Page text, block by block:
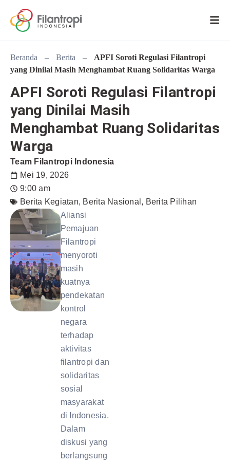
Beranda – Berita –
APFI Soroti Regulasi Filantropi
yang Dinilai Masih Menghambat Ruang Solidaritas Warga
APFI Soroti Regulasi Filantropi
yang Dinilai Masih
Menghambat Ruang Solidaritas
Warga
Team Filantropi Indonesia
Mei 19, 2026
9:00 am
Berita Kegiatan, Berita Nasional , Berita Pilihan
Aliansi
Pemajuan
Filantropi
menyoroti
masih
kuatnya
pendekatan
kontrol
negara
terhadap
aktivitas
filantropi dan
solidaritas
sosial
masyarakat
di Indonesia.
Dalam
diskusi yang
berlangsung